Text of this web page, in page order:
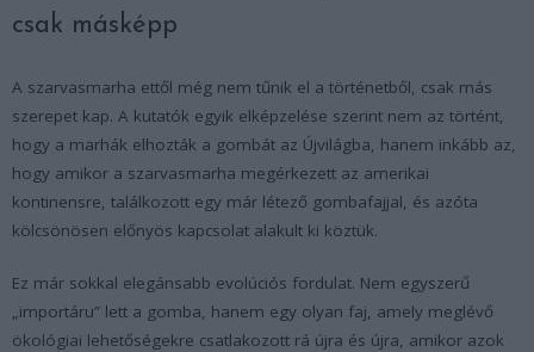
csak másképp
A szarvasmarha ettől még nem tűnik el a történetből, csak más
szerepet kap. A kutatók egyik elképzelése szerint nem az történt,
hogy a marhák elhozták a gombát az Újvilágba, hanem inkább az,
hogy amikor a szarvasmarha megérkezett az amerikai
kontinensre, találkozott egy már létező gombafajjal, és azóta
kölcsönösen előnyös kapcsolat alakult ki köztük.
Ez már sokkal elegánsabb evolúciós fordulat. Nem egyszerű
„importáru” lett a gomba, hanem egy olyan faj, amely meglévő
ökológiai lehetőségekre csatlakozott rá újra és újra, amikor azok